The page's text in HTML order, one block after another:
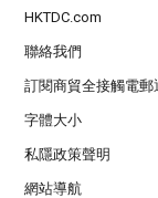
HKTDC.com
聯絡我們
訂閱商貿全接觸電郵
字體大小
私隱政策聲明
網站導航